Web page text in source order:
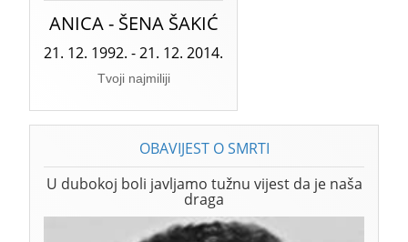
ANICA - ŠENA ŠAKIĆ
21. 12. 1992. - 21. 12. 2014.
Tvoji najmiliji
OBAVIJEST O SMRTI
U dubokoj boli javljamo tužnu vijest da je naša
draga